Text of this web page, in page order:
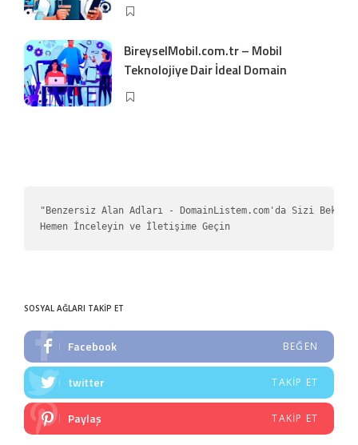
BireyselMobil.com.tr – Mobil
Teknolojiye Dair İdeal Domain
"Benzersiz Alan Adları - DomainListem.com'da Sizi
Hemen İnceleyin ve İletişime Geçin
SOSYAL AĞLARI TAKİP ET
Facebook BEĞEN
twitter TAKIP ET
Paylaş TAKIP ET